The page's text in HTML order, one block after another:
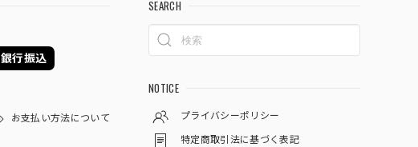
銀行振込
お支払い方法について
SEARCH
NOTICE
プライバシーポリシー
特定商取引法に基づく表記